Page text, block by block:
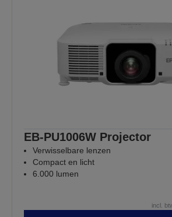
EB-PU1006W Projector
Verwisselbare lenzen
Compact en licht
6.000 lumen
incl.